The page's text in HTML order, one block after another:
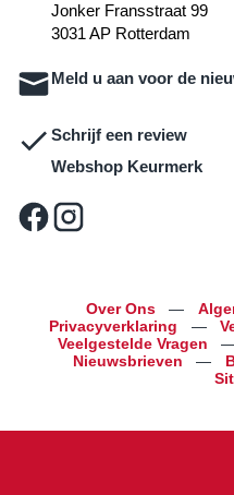
Jonker Fransstraat 99
3031 AP Rotterdam
Meld u aan voor de
Schrijf een review
Webshop Keurmerk
Over Ons —
Privacyverklaring
—
Veelgestelde Vragen
Nieuwsbrieven
—